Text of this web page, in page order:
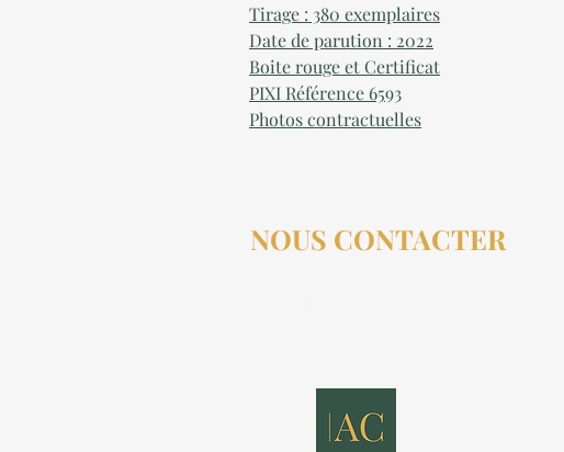
Tirage : 380 exemplaires
Date de parution : 2022
Boite rouge et Certificat
PIXI Référence 6593
Photos contractuelles
NOUS CONTACTER